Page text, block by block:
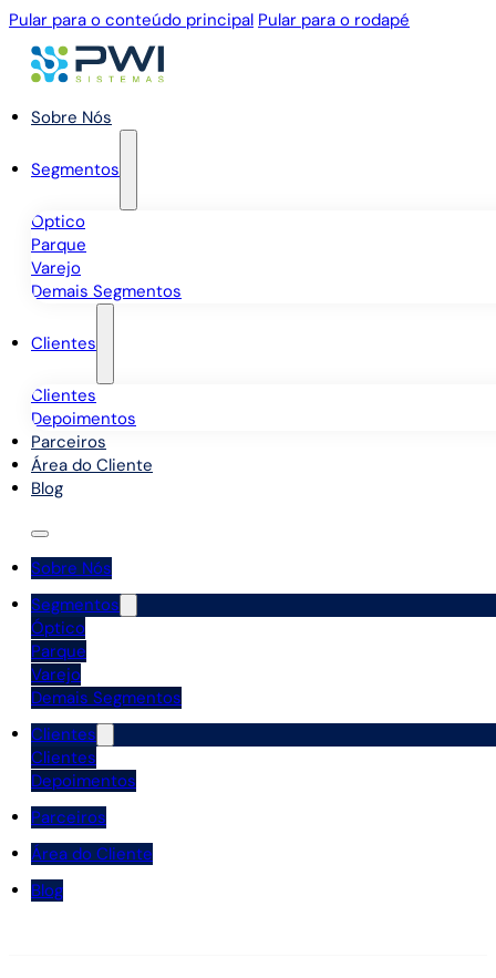
Pular para o conteúdo principal Pular para o rodapé
Sobre Nós
Segmentos
Óptico
Parque
Varejo
Demais Segmentos
Clientes
Clientes
Depoimentos
Parceiros
Área do Cliente
Blog
Sobre Nós
Segmentos
Óptico
Parque
Varejo
Demais Segmentos
Clientes
Clientes
Depoimentos
Parceiros
Área do Cliente
Blog